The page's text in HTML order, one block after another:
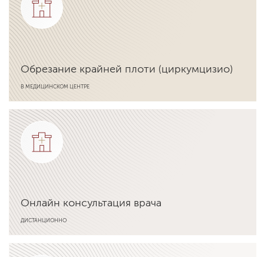
Обрезание крайней плоти (циркумцизио)
В МЕДИЦИНСКОМ ЦЕНТРЕ
Подробнее об услуге
Онлайн консультация врача
ДИСТАНЦИОННО
Подробнее об услуге